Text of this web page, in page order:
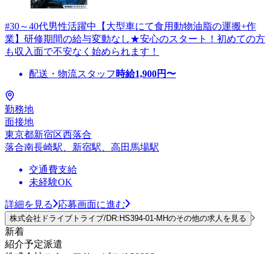
#30～40代男性活躍中【大型車にて食用動物油脂の運搬+作
業】研修期間の給与変動なし★安心のスタート！初めての方
も収入面で不安なく始められます！
配送・物流スタッフ 時給1,900円〜
勤務地
面接地
東京都新宿区西落合
落合南長崎駅、新宿駅、高田馬場駅
交通費支給
未経験OK
詳細を見る 応募画面に進む
株式会社ドライブトライブ/DR:HS394-01-MHのその他の求人を見る
新着
紹介予定派遣